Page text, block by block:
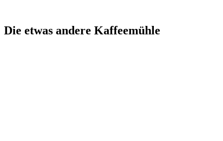
Die etwas andere Kaffeemühle